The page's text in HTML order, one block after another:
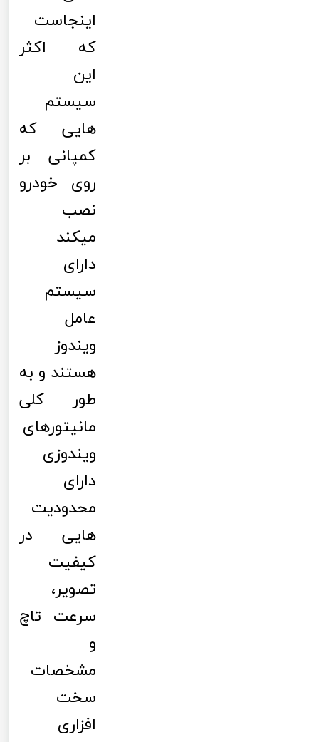
اینجاست
که اکثر
این
سیستم
هایی که
کمپانی بر
روی خودرو
نصب
میکند
دارای
سیستم
عامل
ویندوز
هستند و به
طور کلی
مانیتورهای
ویندوزی
دارای
محدودیت
هایی در
کیفیت
تصویر،
سرعت تاچ
و
مشخصات
سخت
افزاری